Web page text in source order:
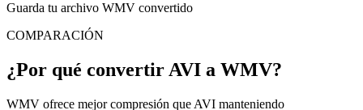
Guarda tu archivo WMV convertido
COMPARACIÓN
¿Por qué convertir AVI a WMV?
WMV ofrece mejor compresión que AVI manteniendo